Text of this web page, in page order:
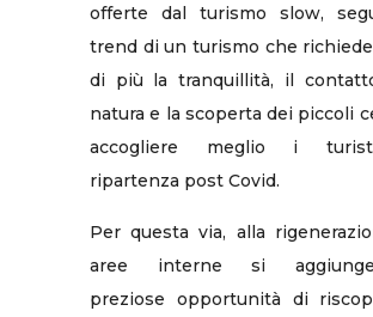
offerte dal turismo slow,
trend di un turismo che
di più la tranquillità, il
natura e la scoperta dei piccoli
accogliere meglio i
ripartenza post Covid.
Per questa via, alla
aree interne si
preziose opportunità di